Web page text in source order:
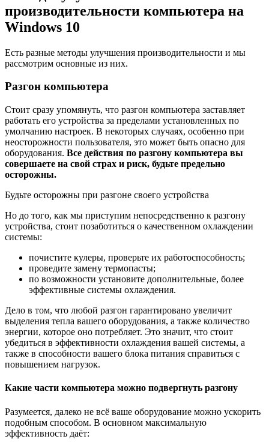
производительности компьютера на
Windows 10
Есть разные методы улучшения производительности и мы
рассмотрим основные из них.
Разгон компьютера
Стоит сразу упомянуть, что разгон компьютера заставляет
работать его устройства за пределами установленных по
умолчанию настроек. В некоторых случаях, особенно при
неосторожности пользователя, это может быть опасно для
оборудования. Все действия по разгону компьютера вы
совершаете на свой страх и риск, будьте предельно
осторожны.
Будьте осторожны при разгоне своего устройства
Но до того, как мы приступим непосредственно к разгону
устройства, стоит позаботиться о качественном охлаждении
системы:
почистите кулеры, проверьте их работоспособность;
проведите замену термопасты;
по возможности установите дополнительные, более
эффективные системы охлаждения.
Дело в том, что любой разгон гарантировано увеличит
выделения тепла вашего оборудования, а также количество
энергии, которое оно потребляет. Это значит, что стоит
убедиться в эффективности охлаждения вашей системы, а
также в способности вашего блока питания справиться с
повышением нагрузок.
Какие части компьютера можно подвергнуть разгону
Разумеется, далеко не всё ваше оборудование можно ускорить
подобным способом. В основном максимальную
эффективность даёт: